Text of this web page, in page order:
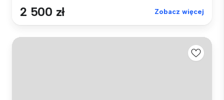
2 500 zł Zobacz więcej